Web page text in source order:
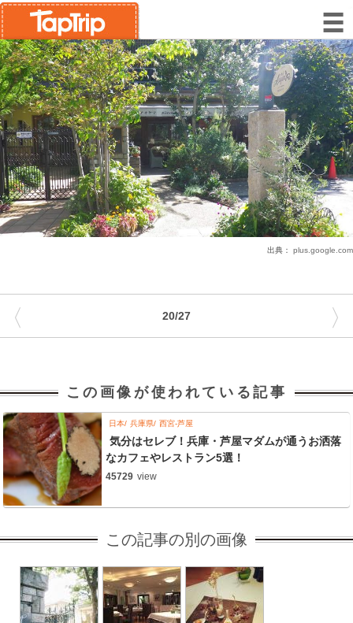
出典： plus.google.com
20/27
〈 〉
この画像が使われている記事
日本 兵庫県 西宮-芦屋
気分はセレブ！兵庫・芦屋マダムが通うお洒落
なカフェやレストラン5選！
45729 view
この記事の別の画像